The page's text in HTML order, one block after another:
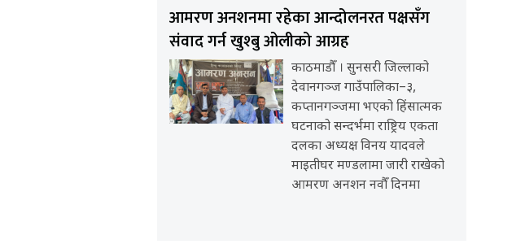
आमरण अनशनमा रहेका आन्दोलनरत पक्षसँग
संवाद गर्न खुश्बु ओलीको आग्रह
काठमाडौँ । सुनसरी जिल्लाको
देवानगञ्ज गाउँपालिका–३,
कप्तानगञ्जमा भएको हिंसात्मक
घटनाको सन्दर्भमा राष्ट्रिय एकता
दलका अध्यक्ष विनय यादवले
माइतीघर मण्डलामा जारी राखेको
आमरण अनशन नवौँ दिनमा